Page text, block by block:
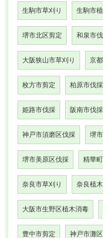
生駒市草刈り 生駒市
堺市北区剪定 和泉市
大阪狭山市草刈り 京
枚方市剪定 柏原市伐採
姫路市伐採 阪南市伐採
神戸市須磨区伐採 堺
堺市美原区伐採 精華
奈良市草刈り 奈良植
大阪市生野区植木消毒
豊中市剪定 神戸市灘